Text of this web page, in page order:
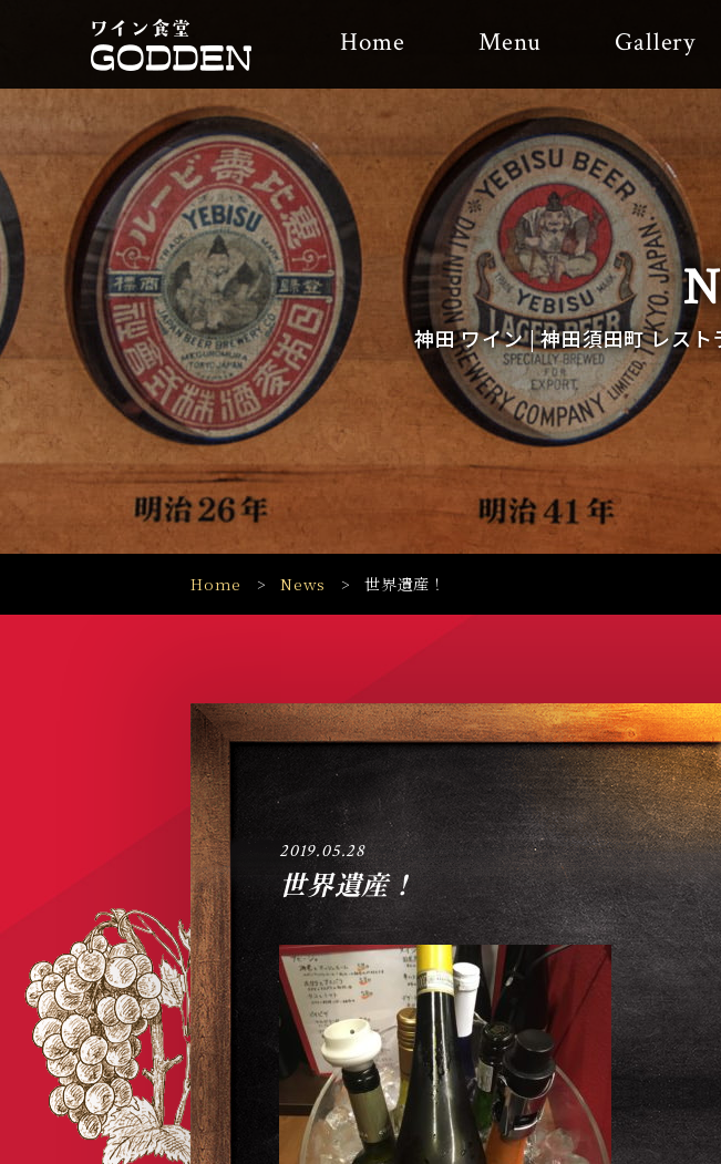
Home Menu Gallery
神田 ワイン | 神田須田町 レス
Home News 世界遺産！
2019.05.28
世界遺産！